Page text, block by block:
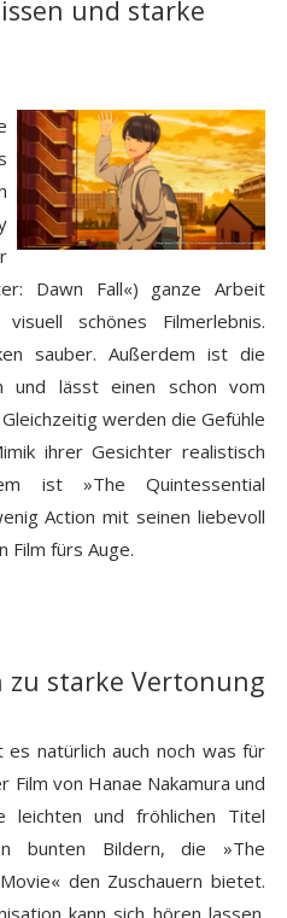
und starke
Dawn Fall«) ganze Arbeit
schönes Filmerlebnis.
sauber. Außerdem ist die
und lässt einen schon vom
werden die Gefühle
ihrer Gesichter realistisch
ist »The Quintessential
Action mit seinen liebevoll
Film fürs Auge.
starke Vertonung
natürlich auch noch was für
Film von Hanae Nakamura und
leichten und fröhlichen Titel
bunten Bildern, die »The
den Zuschauern bietet.